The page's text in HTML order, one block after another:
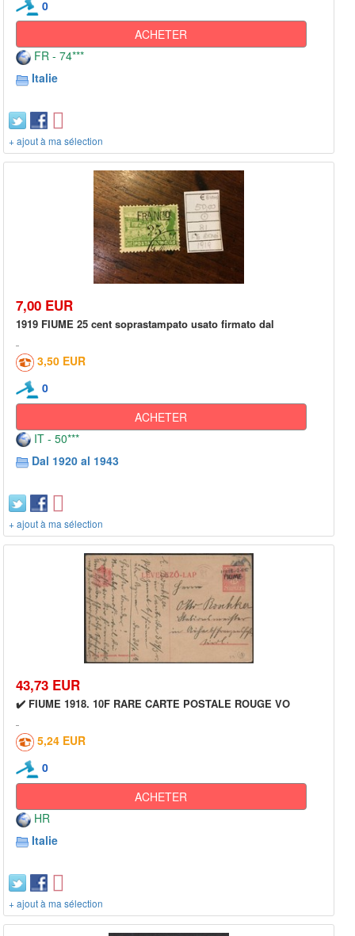
0
ACHETER
FR - 74***
Italie
+ ajout à ma sélection
7,00 EUR
1919 FIUME 25 cent soprastampato usato firmato dal
3,50 EUR
0
ACHETER
IT - 50***
Dal 1920 al 1943
+ ajout à ma sélection
43,73 EUR
✔️ FIUME 1918. 10F RARE CARTE POSTALE ROUGE VO
5,24 EUR
0
ACHETER
HR
Italie
+ ajout à ma sélection